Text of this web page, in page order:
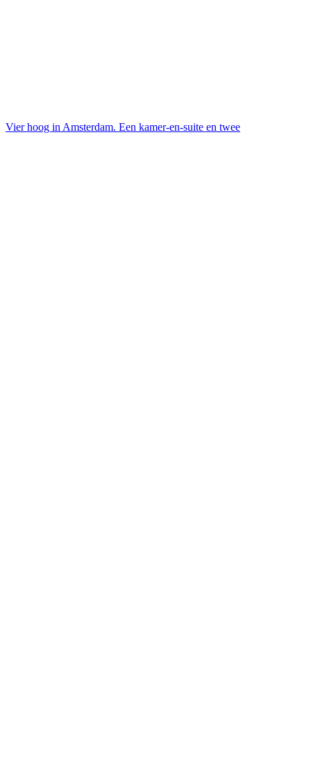
Vier hoog in Amsterdam. Een kamer-en-suite en twee